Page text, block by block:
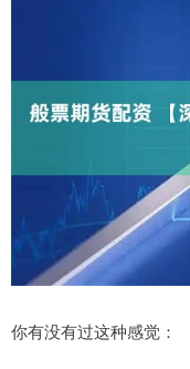
你有没有过这种感觉：